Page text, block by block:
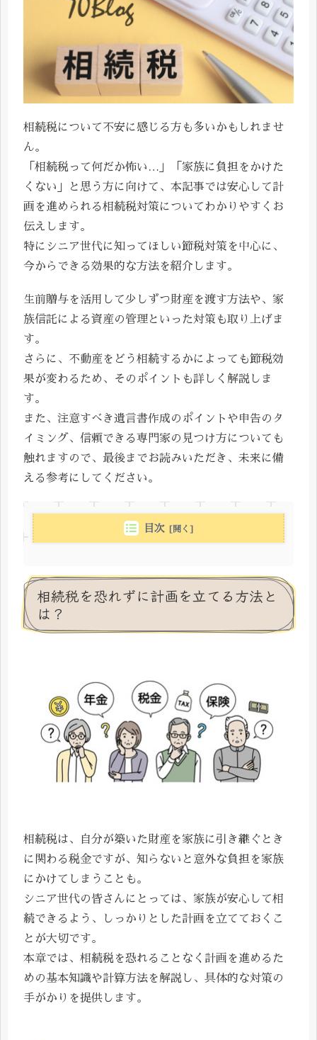
相続税について不安に感じる方も多いかもしれませ
ん。
「相続税って何だか怖い…」「家族に負担をかけた
くない」と思う方に向けて、本記事では安心して計
画を進められる相続税対策についてわかりやすくお
伝えします。
特にシニア世代に知ってほしい節税対策を中心に、
今からできる効果的な方法を紹介します。
生前贈与を活用して少しずつ財産を渡す方法や、家
族信託による資産の管理といった対策も取り上げま
す。
さらに、不動産をどう相続するかによっても節税効
果が変わるため、そのポイントも詳しく解説しま
す。
また、注意すべき遺言書作成のポイントや申告のタ
イミング、信頼できる専門家の見つけ方についても
触れますので、最後までお読みいただき、未来に備
える参考にしてください。
目次
相続税を恐れずに計画を立てる方法と
は？
相続税は、自分が築いた財産を家族に引き継ぐとき
に関わる税金ですが、知らないと意外な負担を家族
にかけてしまうことも。
シニア世代の皆さんにとっては、家族が安心して相
続できるよう、しっかりとした計画を立てておくこ
とが大切です。
本章では、相続税を恐れることなく計画を進めるた
めの基本知識や計算方法を解説し、具体的な対策の
手がかりを提供します。